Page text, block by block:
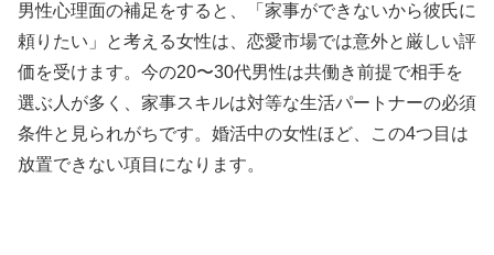
男性心理面の補足をすると、「家事ができないから彼氏に
頼りたい」と考える女性は、恋愛市場では意外と厳しい評
価を受けます。今の20〜30代男性は共働き前提で相手を
選ぶ人が多く、家事スキルは対等な生活パートナーの必須
条件と見られがちです。婚活中の女性ほど、この4つ目は
放置できない項目になります。